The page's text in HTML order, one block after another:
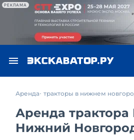
РЕКЛАМА
Аренда тракторы в нижнем
Аренда трактора
Нижний